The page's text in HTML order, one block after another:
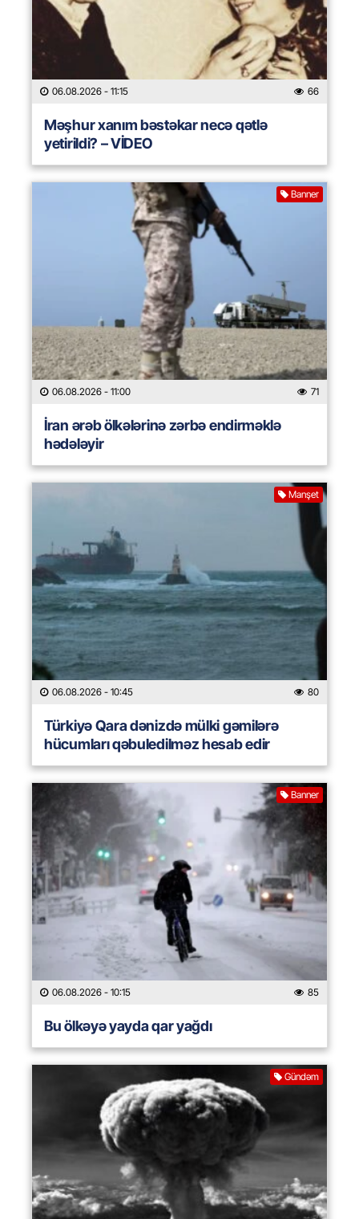
06.08.2026 - 11:15 66
Məşhur xanım bəstəkar necə qətlə
yetirildi? – VİDEO
Banner
06.08.2026 - 11:00 71
İran ərəb ölkələrinə zərbə endirməklə
hədələyir
Manşet
06.08.2026 - 10:45 80
Türkiyə Qara dənizdə mülki gəmilərə
hücumları qəbuledilməz hesab edir
Banner
06.08.2026 - 10:15 85
Bu ölkəyə yayda qar yağdı
Gündəm